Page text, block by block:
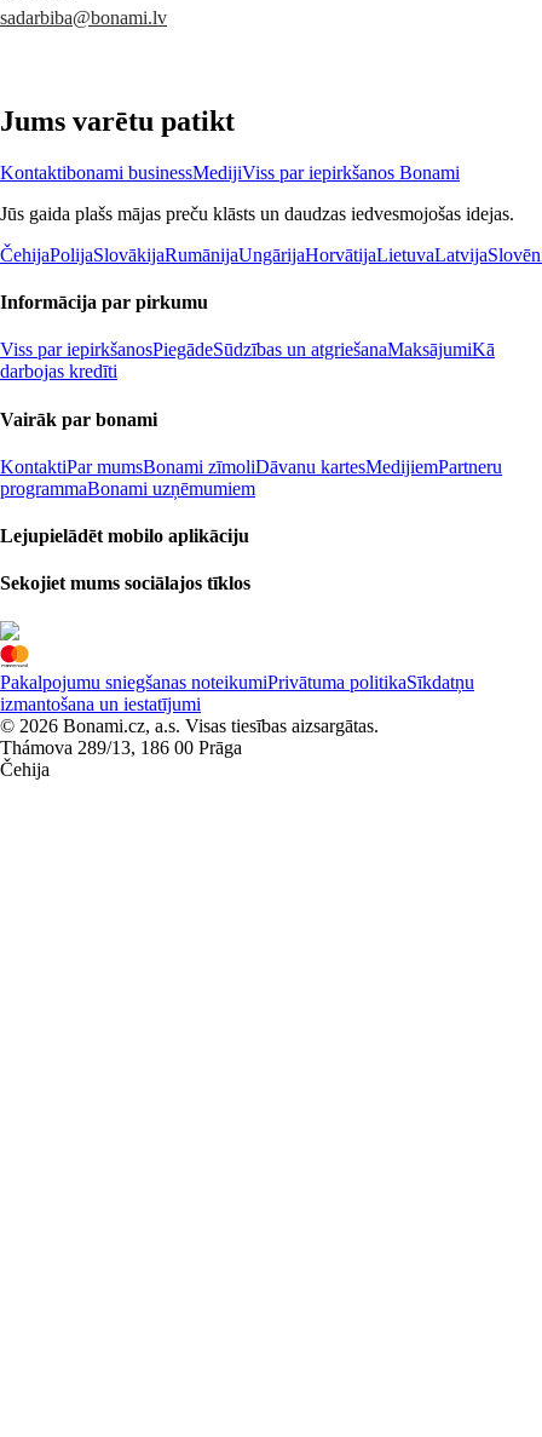
sadarbiba@bonami.lv
Jums varētu patikt
Kontaktibonami businessMedijiViss par iepirkšanos Bonami
Jūs gaida plašs mājas preču klāsts un daudzas iedvesmojošas idejas.
ČehijaPolijaSlovākijaRumānijaUngārijaHorvātijaLietuvaLatvija
Informācija par pirkumu
Viss par iepirkšanosPiegādeSūdzības un atgriešanaMaksājumiKā
darbojas kredīti
Vairāk par bonami
KontaktiPar mumsBonami zīmoliDāvanu kartesMedijiemPartneru
programmaBonami uzņēmumiem
Lejupielādēt mobilo aplikāciju
Sekojiet mums sociālajos tīklos
Pakalpojumu sniegšanas noteikumiPrivātuma politikaSīkdatņu
izmantošana un iestatījumi
© 2026 Bonami.cz, a.s. Visas tiesības aizsargātas.
Thámova 289/13, 186 00 Prāga
Čehija